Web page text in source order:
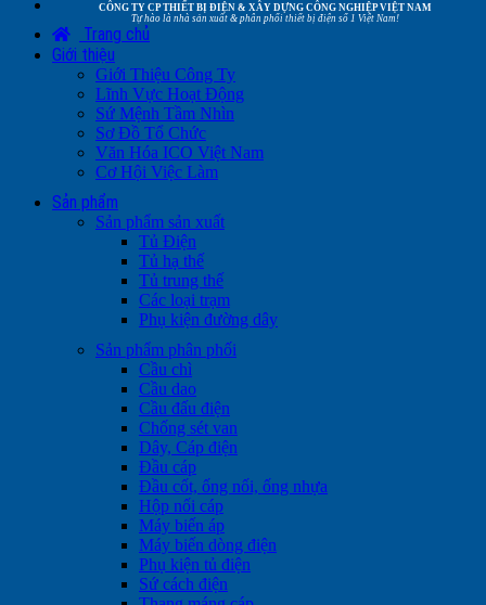
CÔNG TY CP THIẾT BỊ ĐIỆN & XÂY DỰNG CÔNG NGHIỆP VIỆT NAM
Tự hào là nhà sản xuất & phân phối thiết bị điện số 1 Việt Nam!
Trang chủ
Giới thiệu
Giới Thiệu Công Ty
Lĩnh Vực Hoạt Động
Sứ Mệnh Tầm Nhìn
Sơ Đồ Tổ Chức
Văn Hóa ICO Việt Nam
Cơ Hội Việc Làm
Sản phẩm
Sản phẩm sản xuất
Tủ Điện
Tủ hạ thế
Tủ trung thế
Các loại trạm
Phụ kiện đường dây
Sản phẩm phân phối
Cầu chì
Cầu dao
Cầu đấu điện
Chống sét van
Dây, Cáp điện
Đầu cáp
Đầu cốt, ống nối, ống nhựa
Hộp nối cáp
Máy biến áp
Máy biến dòng điện
Phụ kiện tủ điện
Sứ cách điện